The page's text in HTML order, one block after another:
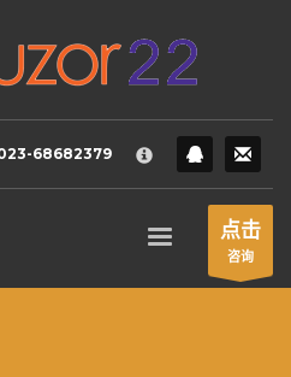
let us know, by sending an
68682379
点击
咨询